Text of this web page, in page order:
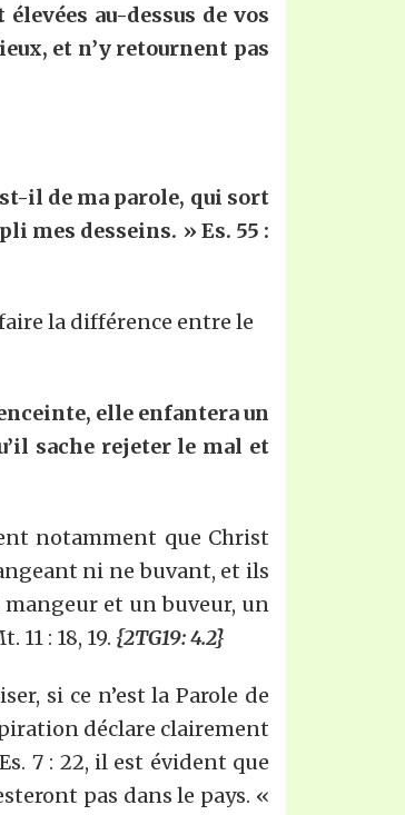
au-dessus de vos
et n’y retournent pas
il de ma parole, qui sort
mes desseins. » Es. 55 :
la différence entre le
elle enfantera un
sache rejeter le mal et
notamment que Christ
ni ne buvant, et ils
mangeur et un buveur, un
: 18, 19. {2TG19: 4.2}
si ce n’est la Parole de
déclare clairement
7 : 22, il est évident que
pas dans le pays. «